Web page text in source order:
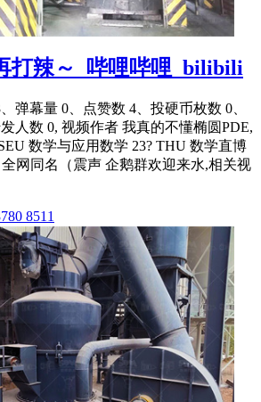
打辣～_哔哩哔哩_bilibili
弹幕量 0、点赞数 4、投硬币枚数 0、
人数 0, 视频作者 我真的不懂椭圆PDE,
数学与应用数学 23? THU 数学直博
网同名（震声 企鹅群欢迎来水,相关视
8511